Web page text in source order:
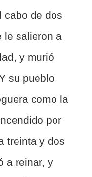
cabo de dos
le salieron a
y murió
su pueblo
como la
por
treinta y dos
a reinar, y